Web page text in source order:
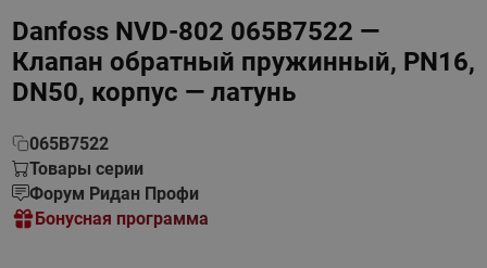
Danfoss NVD-802 065B7522 —
Клапан обратный пружинный, PN16,
DN50, корпус — латунь
065B7522
Товары серии
Форум Ридан Профи
Бонусная программа